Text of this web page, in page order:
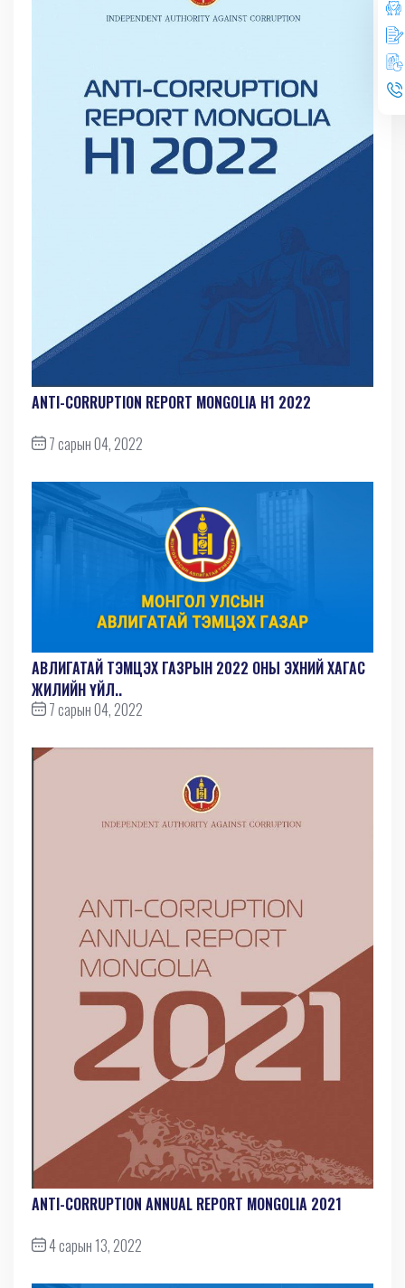
ANTI-СORRUPTION REPORT MONGOLIA H1 2022
7 сарын 04, 2022
АВЛИГАТАЙ ТЭМЦЭХ ГАЗРЫН 2022 ОНЫ ЭХНИЙ ХАГАС
ЖИЛИЙН ҮЙЛ..
7 сарын 04, 2022
ANTI-СORRUPTION ANNUAL REPORT MONGOLIA 2021
4 сарын 13, 2022